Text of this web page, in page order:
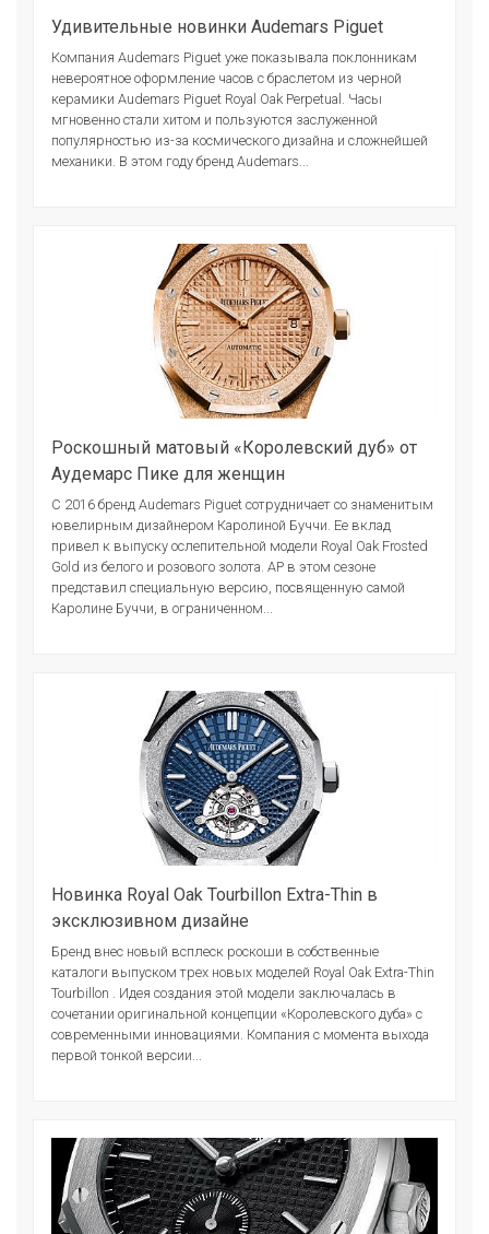
Удивительные новинки Audemars Piguet
Компания Audemars Piguet уже показывала поклонникам
невероятное оформление часов с браслетом из черной
керамики Audemars Piguet Royal Oak Perpetual. Часы
мгновенно стали хитом и пользуются заслуженной
популярностью из-за космического дизайна и сложнейшей
механики. В этом году бренд Audemars...
Роскошный матовый «Королевский дуб» от
Аудемарс Пике для женщин
С 2016 бренд Audemars Piguet сотрудничает со знаменитым
ювелирным дизайнером Каролиной Буччи. Ее вклад
привел к выпуску ослепительной модели Royal Oak Frosted
Gold из белого и розового золота. AP в этом сезоне
представил специальную версию, посвященную самой
Каролине Буччи, в ограниченном...
Новинка Royal Oak Tourbillon Extra-Thin в
эксклюзивном дизайне
Бренд внес новый всплеск роскоши в собственные
каталоги выпуском трех новых моделей Royal Oak Extra-Thin
Tourbillon . Идея создания этой модели заключалась в
сочетании оригинальной концепции «Королевского дуба» с
современными инновациями. Компания с момента выхода
первой тонкой версии...